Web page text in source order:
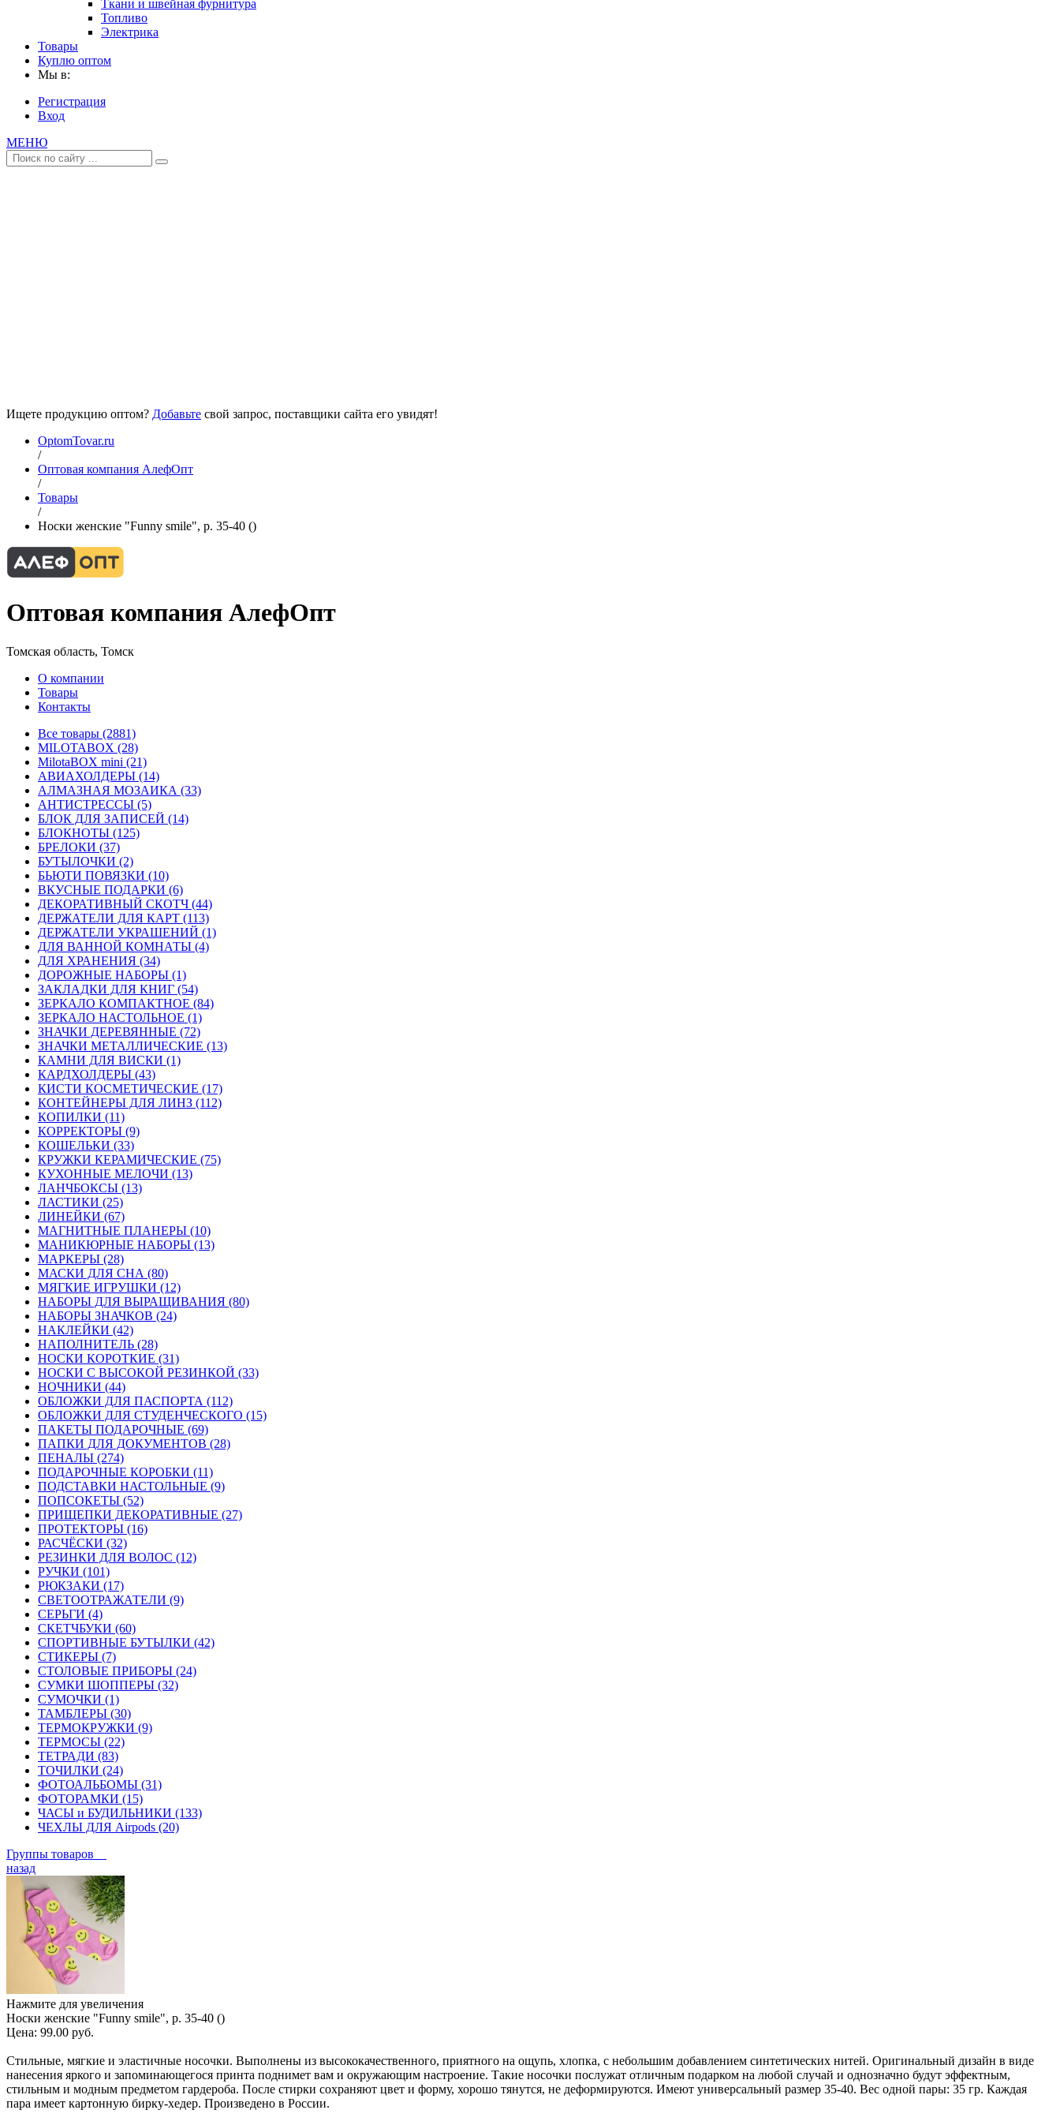
Ткани и швейная фурнитура
Топливо
Электрика
Товары
Куплю оптом
Мы в:
Регистрация
Вход
МЕНЮ
Ищете продукцию оптом? Добавьте свой запрос, поставщики сайта его увидят!
OptomTovar.ru
/
Оптовая компания АлефОпт
/
Товары
/
Носки женские "Funny smile", р. 35-40 ()
Оптовая компания АлефОпт
Томская область, Томск
О компании
Товары
Контакты
Все товары (2881)
MILOTABOX (28)
MilotaBOX mini (21)
АВИАХОЛДЕРЫ (14)
АЛМАЗНАЯ МОЗАИКА (33)
АНТИСТРЕССЫ (5)
БЛОК ДЛЯ ЗАПИСЕЙ (14)
БЛОКНОТЫ (125)
БРЕЛОКИ (37)
БУТЫЛОЧКИ (2)
БЬЮТИ ПОВЯЗКИ (10)
ВКУСНЫЕ ПОДАРКИ (6)
ДЕКОРАТИВНЫЙ СКОТЧ (44)
ДЕРЖАТЕЛИ ДЛЯ КАРТ (113)
ДЕРЖАТЕЛИ УКРАШЕНИЙ (1)
ДЛЯ ВАННОЙ КОМНАТЫ (4)
ДЛЯ ХРАНЕНИЯ (34)
ДОРОЖНЫЕ НАБОРЫ (1)
ЗАКЛАДКИ ДЛЯ КНИГ (54)
ЗЕРКАЛО КОМПАКТНОЕ (84)
ЗЕРКАЛО НАСТОЛЬНОЕ (1)
ЗНАЧКИ ДЕРЕВЯННЫЕ (72)
ЗНАЧКИ МЕТАЛЛИЧЕСКИЕ (13)
КАМНИ ДЛЯ ВИСКИ (1)
КАРДХОЛДЕРЫ (43)
КИСТИ КОСМЕТИЧЕСКИЕ (17)
КОНТЕЙНЕРЫ ДЛЯ ЛИНЗ (112)
КОПИЛКИ (11)
КОРРЕКТОРЫ (9)
КОШЕЛЬКИ (33)
КРУЖКИ КЕРАМИЧЕСКИЕ (75)
КУХОННЫЕ МЕЛОЧИ (13)
ЛАНЧБОКСЫ (13)
ЛАСТИКИ (25)
ЛИНЕЙКИ (67)
МАГНИТНЫЕ ПЛАНЕРЫ (10)
МАНИКЮРНЫЕ НАБОРЫ (13)
МАРКЕРЫ (28)
МАСКИ ДЛЯ СНА (80)
МЯГКИЕ ИГРУШКИ (12)
НАБОРЫ ДЛЯ ВЫРАЩИВАНИЯ (80)
НАБОРЫ ЗНАЧКОВ (24)
НАКЛЕЙКИ (42)
НАПОЛНИТЕЛЬ (28)
НОСКИ КОРОТКИЕ (31)
НОСКИ С ВЫСОКОЙ РЕЗИНКОЙ (33)
НОЧНИКИ (44)
ОБЛОЖКИ ДЛЯ ПАСПОРТА (112)
ОБЛОЖКИ ДЛЯ СТУДЕНЧЕСКОГО (15)
ПАКЕТЫ ПОДАРОЧНЫЕ (69)
ПАПКИ ДЛЯ ДОКУМЕНТОВ (28)
ПЕНАЛЫ (274)
ПОДАРОЧНЫЕ КОРОБКИ (11)
ПОДСТАВКИ НАСТОЛЬНЫЕ (9)
ПОПСОКЕТЫ (52)
ПРИЩЕПКИ ДЕКОРАТИВНЫЕ (27)
ПРОТЕКТОРЫ (16)
РАСЧЁСКИ (32)
РЕЗИНКИ ДЛЯ ВОЛОС (12)
РУЧКИ (101)
РЮКЗАКИ (17)
СВЕТООТРАЖАТЕЛИ (9)
СЕРЬГИ (4)
СКЕТЧБУКИ (60)
СПОРТИВНЫЕ БУТЫЛКИ (42)
СТИКЕРЫ (7)
СТОЛОВЫЕ ПРИБОРЫ (24)
СУМКИ ШОППЕРЫ (32)
СУМОЧКИ (1)
ТАМБЛЕРЫ (30)
ТЕРМОКРУЖКИ (9)
ТЕРМОСЫ (22)
ТЕТРАДИ (83)
ТОЧИЛКИ (24)
ФОТОАЛЬБОМЫ (31)
ФОТОРАМКИ (15)
ЧАСЫ и БУДИЛЬНИКИ (133)
ЧЕХЛЫ ДЛЯ Airpods (20)
Группы товаров
назад
Нажмите для увеличения
Носки женские "Funny smile", р. 35-40 ()
Цена: 99.00 руб.
Стильные, мягкие и эластичные носочки. Выполнены из высококачественного, приятного на ощупь, хлопка, с небольшим добавлением синтетических нитей. Оригинальный дизайн в виде
нанесения яркого и запоминающегося принта поднимет вам и окружающим настроение. Такие носочки послужат отличным подарком на любой случай и однозначно будут эффектным,
стильным и модным предметом гардероба. После стирки сохраняют цвет и форму, хорошо тянутся, не деформируются. Имеют универсальный размер 35-40. Вес одной пары: 35 гр. Каждая
пара имеет картонную бирку-хедер. Произведено в России.